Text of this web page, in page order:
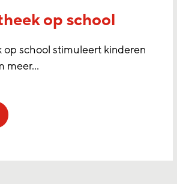
op school
school stimuleert kinderen
meer…